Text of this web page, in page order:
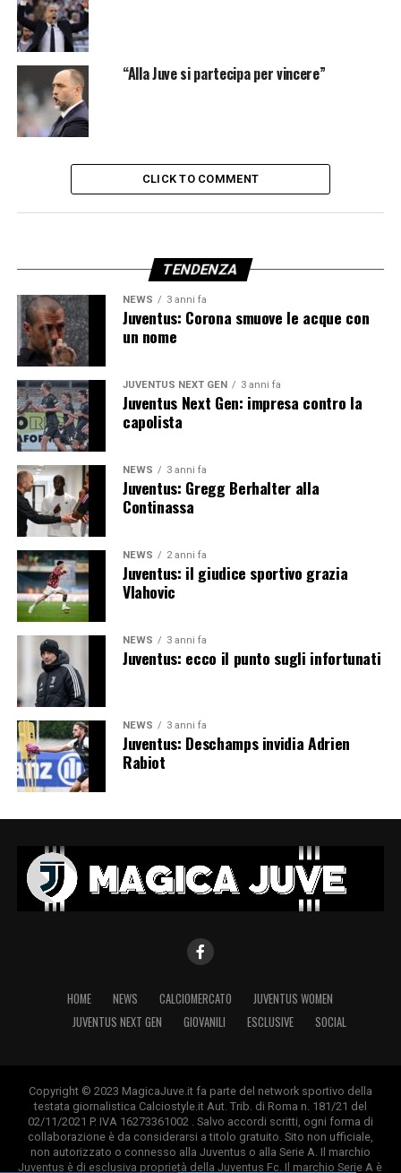
“Alla Juve si partecipa per vincere”
CLICK TO COMMENT
TENDENZA
NEWS 3 anni fa
Juventus: Corona smuove le acque con
un nome
JUVENTUS NEXT GEN 3 anni fa
Juventus Next Gen: impresa contro la
capolista
NEWS 3 anni fa
Juventus: Gregg Berhalter alla
Continassa
NEWS 2 anni fa
Juventus: il giudice sportivo grazia
Vlahovic
NEWS 3 anni fa
Juventus: ecco il punto sugli infortunati
NEWS 3 anni fa
Juventus: Deschamps invidia Adrien
Rabiot
HOME NEWS CALCIOMERCATO
JUVENTUS WOMEN
JUVENTUS NEXT GEN
GIOVANILI ESCLUSIVE SOCIAL
Copyright © 2023 MagicaJuve.it fa parte del network sportivo della
testata giornalistica Calciostyle.it Aut. Trib. di Roma n. 181/21 del
02/11/2021 P. IVA 16273361002 . Salvo accordi scritti, ogni forma di
collaborazione è da considerarsi a titolo gratuito. Sito non ufficiale,
non autorizzato o connesso alla Juventus o alla Serie A. Il marchio
Juventus è di esclusiva proprietà della Juventus Fc. Il marchio Serie A è